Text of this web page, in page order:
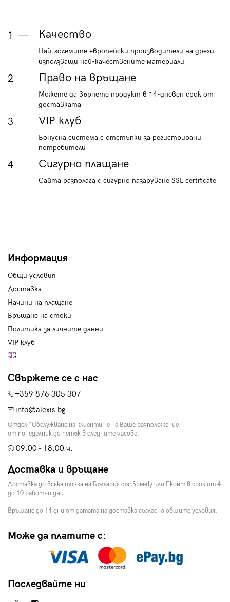
1 Качество
Най-големите европейски производители на дрехи
използващи най-качествените материали
2 Право на връщане
Можете да върнете продукт в 14-дневен срок от
доставката
3 VIP клуб
Бонусна система с отстъпки за регистрирани
потребители
4 Сигурно плащане
Сайта разполага с сигурно пазаруване SSL certificate
Информация
Общи условия
Доставка
Начини на плащане
Връщане на стоки
Политика за личните данни
VIP клуб
Свържете се с нас
+359 876 305 307
info@alexis.bg
Отдел "Обслужване на клиенти" е на Ваше разположение
от понеделник до петък в следните часове:
09:00 - 18:00 ч.
Доставка и връщане
Доставка до всяка точка на България със Speedy или Еконт в срок от 4
до 10 работни дни.
Връщане до 14 дни от датата на доставка съгласно общите условия.
Може да платите с:
Последвайте ни